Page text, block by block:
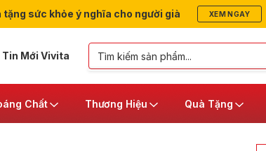
tặng sức khỏe ý nghĩa cho người già XEM NGAY
Tin Mới Vivita
Chất Thương Hiệu Quà Tặng